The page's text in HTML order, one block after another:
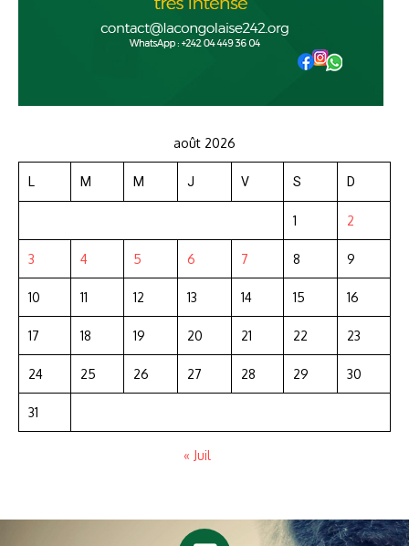
août 2026
L M M J V S D
1 2
3 4 5 6 7 8 9
10 11 12 13 14 15 16
17 18 19 20 21 22 23
24 25 26 27 28 29 30
31
« Juil